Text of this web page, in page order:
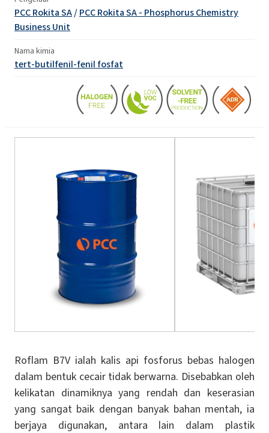
PCC Rokita SA/PCC Rokita SA - Phosphorus Chemistry
Business Unit
Nama kimia
tert-butilfenil-fenil fosfat
Roflam B7V ialah kalis api fosforus bebas halogen
dalam bentuk cecair tidak berwarna. Disebabkan oleh
kelikatan dinamiknya yang rendah dan keserasian
yang sangat baik dengan banyak bahan mentah, ia
berjaya digunakan, antara lain dalam plastik